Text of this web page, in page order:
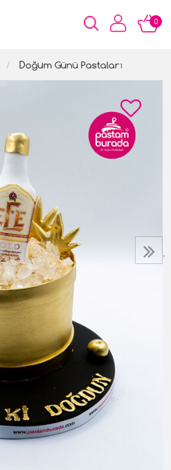
0
Doğum Günü Pastaları
›